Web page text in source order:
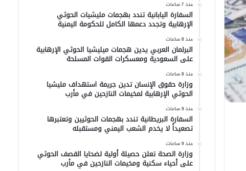
منذ 7 ساعات
السفارة اليابانية تندد بهجمات مليشيات الحوثي
الإرهابية وتجدد دعمها الكامل للحكومة اليمنية
منذ 8 ساعات
البرلمان العربي يدين هجمات ميليشيا الحوثي الإرهابية
على السعودية ومعسكرات القوات المسلحة
منذ 8 ساعات
وزارة حقوق الإنسان تدين جريمة استهداف مليشيا
الحوثي الإرهابية لمخيمات النازحين في مأرب
منذ 9 ساعات
السفارة البريطانية تندد بهجمات الحوثيين وتعتبرها
تصعيداً لا يخدم الشعب اليمني ومستقبله
منذ 9 ساعات
وزارة الصحة تعلن حصيلة أولية لضحايا القصف الحوثي
على أحياء سكنية ومخيمات النازحين في مأرب